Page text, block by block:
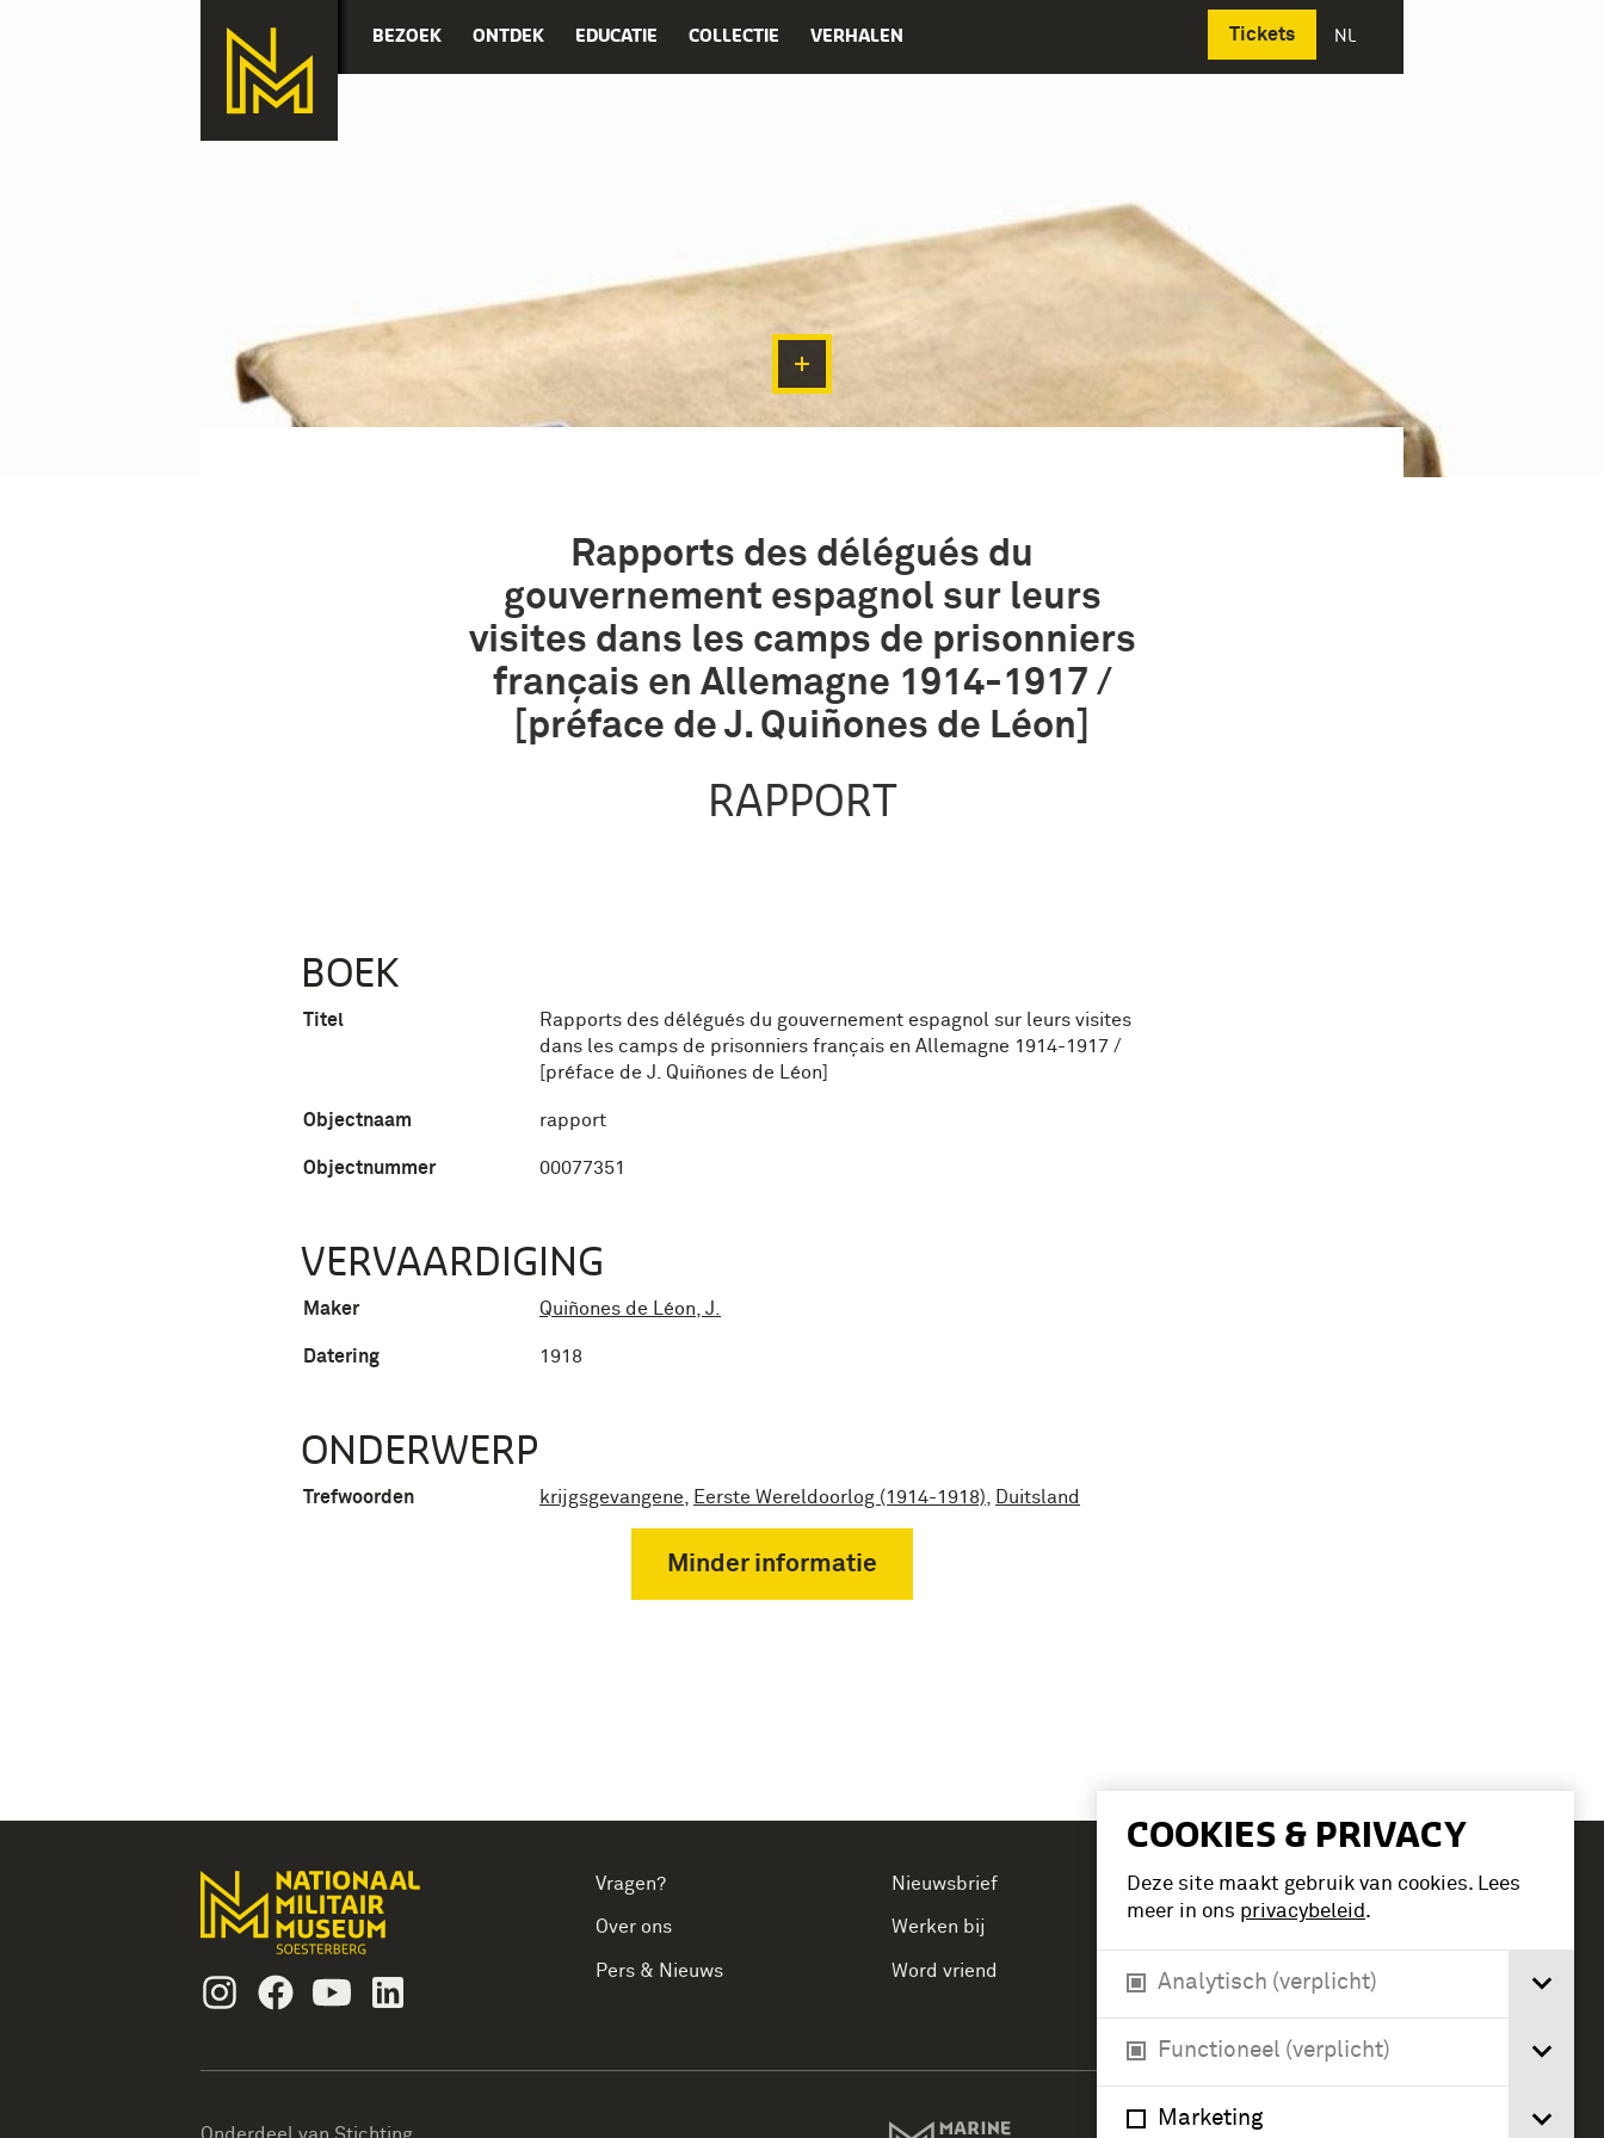
BEZOEK ONTDEK EDUCATIE COLLECTIE VERHALEN Tickets NL
Deutsch
COOKIES & PRIVACY
Deze site maakt gebruik van cookies. Lees
meer in ons privacybeleid.
Analytisch (verplicht)
Functioneel (verplicht)
Marketing
Rapports des délégués du
gouvernement espagnol sur leurs
visites dans les camps de prisonniers
français en Allemagne 1914-1917 /
[préface de J. Quiñones de Léon]
RAPPORT
BOEK
Titel
Rapports des délégués du gouvernement espagnol sur leurs visites
dans les camps de prisonniers français en Allemagne 1914-1917 /
[préface de J. Quiñones de Léon]
Objectnaam rapport
Objectnummer 00077351
VERVAARDIGING
Maker Quiñones de Léon, J.
Datering 1918
ONDERWERP
Trefwoorden krijgsgevangene Eerste Wereldoorlog (1914-1918) Duitsland
Minder informatie
InstagramFacebookYoutube
Vragen?
Over ons
Pers & Nieuws
Nieuwsbrief
Werken bij
Word vriend
Tickets
Verlengde Paltzerweg 1